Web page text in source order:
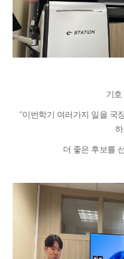
기호
"이번학기 여러가지 일을 국
더 좋은 후보를